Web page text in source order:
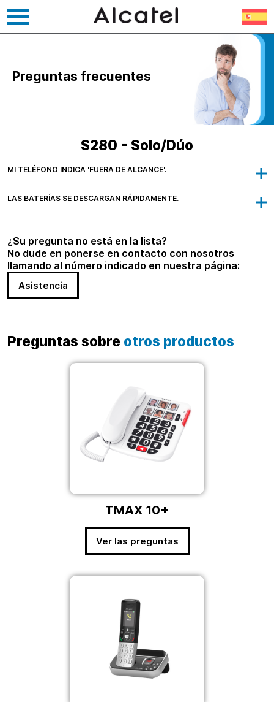
Preguntas frecuentes
S280 - Solo/Dúo
MI TELÉFONO INDICA 'FUERA DE ALCANCE'.
LAS BATERÍAS SE DESCARGAN RÁPIDAMENTE.
¿Su pregunta no está en la lista?
No dude en ponerse en contacto con nosotros
llamando al número indicado en nuestra página:
Asistencia
Preguntas sobre otros productos
TMAX 10+
Ver las preguntas